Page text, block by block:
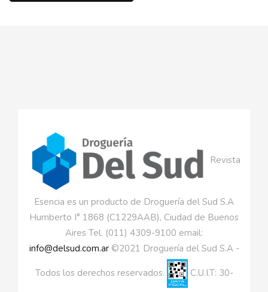
Revista
Esencia es un producto de Droguería del Sud S.A
Humberto I° 1868 (C1229AAB), Ciudad de Buenos
Aires Tel. (011) 4309-9100 email:
info@delsud.com.ar©2021 Droguería del Sud S.A -
Todos los derechos reservados. C.U.I.T: 30-